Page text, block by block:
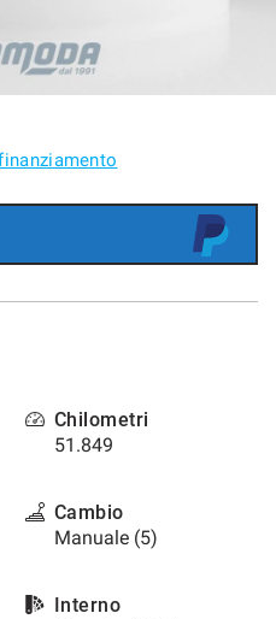
Chilometri
51.849
Cambio
Manuale (5)
Interno